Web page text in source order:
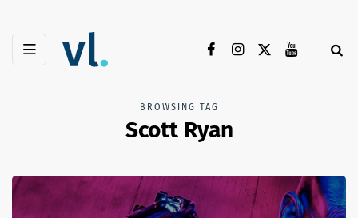
BROWSING TAG
Scott Ryan